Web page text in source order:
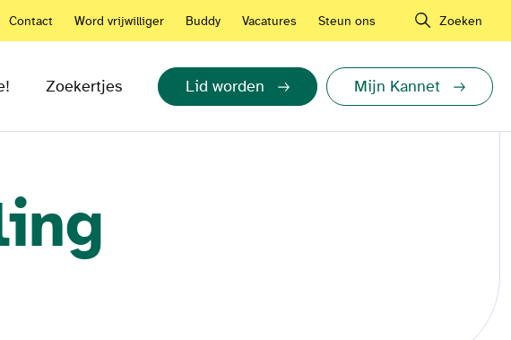
Contact Word vrijwilliger Buddy Vacatures Steun ons Zoeken
Zoekertjes Lid worden Mijn Kannet